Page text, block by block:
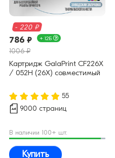
- 220 ₽
786 ₽ + 12Б
1006 ₽
Картридж GalaPrint CF226X
/ 052H (26X) совместимый
55
9000 страниц
В наличии 100+ шт.
Купить